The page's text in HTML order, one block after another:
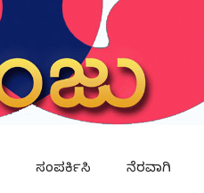
ಸಂಪರ್ಕಿಸಿ ನೆರವಾಗಿ